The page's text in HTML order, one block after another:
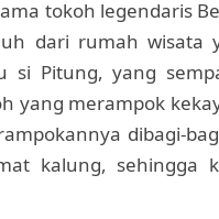
tokoh legendaris
dari rumah wisata
si Pitung, yang
yang merampok
dibagi-
kalung, sehingga